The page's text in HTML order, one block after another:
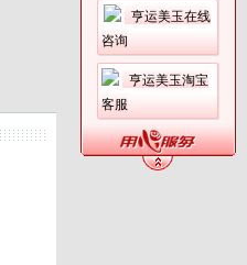
亨运美玉在线
咨询
亨运美玉淘宝
客服